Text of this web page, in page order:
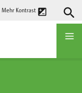
Mehr Kontrast